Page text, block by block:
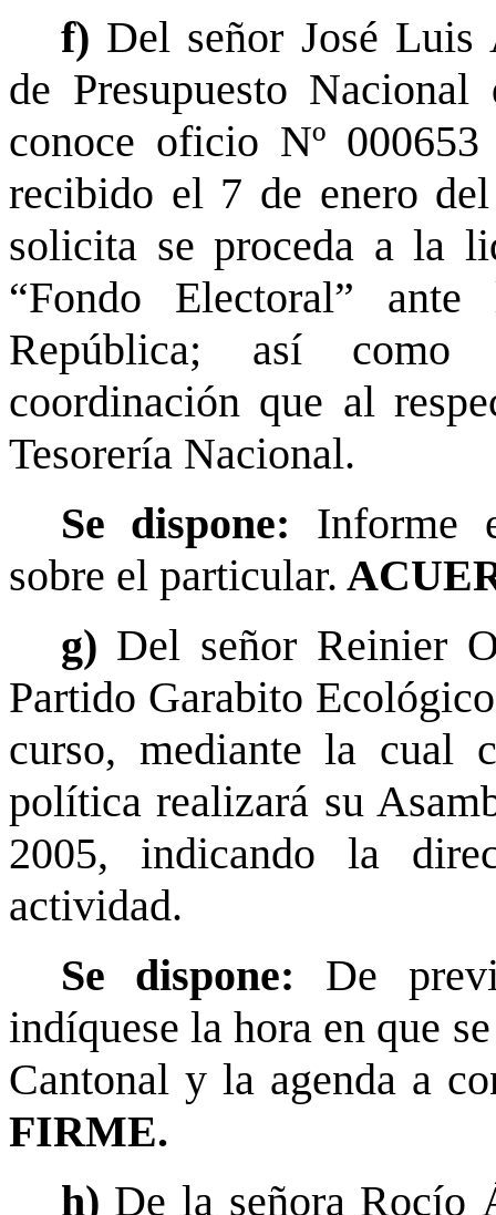
f) Del señor José
de Presupuesto
conoce oficio Nº
recibido el 7 de enero
solicita se proceda a la
“Fondo Electoral”
República; así como
coordinación que al
Tesorería Nacional.
Se dispone: Informe
sobre el particular.
g) Del señor Reinier
Partido Garabito
curso, mediante la cual
política realizará su
2005, indicando la
actividad.
Se dispone: De
indíquese la hora en que
Cantonal y la agenda a
FIRME.
h) De la señora Rocío